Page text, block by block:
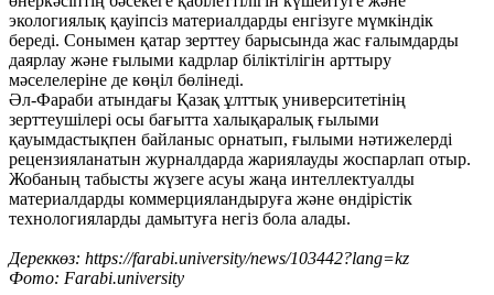
экологиялық қауіпсіз материалдарды енгізуге мүмкіндік
береді. Сонымен қатар зерттеу барысында жас ғалымдарды
даярлау және ғылыми кадрлар біліктілігін арттыру
мәселелеріне де көңіл бөлінеді.
Әл-Фараби атындағы Қазақ ұлттық университетінің
зерттеушілері осы бағытта халықаралық ғылыми
қауымдастықпен байланыс орнатып, ғылыми нәтижелерді
рецензияланатын журналдарда жариялауды жоспарлап отыр.
Жобаның табысты жүзеге асуы жаңа интеллектуалды
материалдарды коммерцияландыруға және өндірістік
технологияларды дамытуға негіз бола алады.
Дереккөз: https://farabi.university/news/103442?lang=kz
Фото: Farabi.university